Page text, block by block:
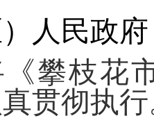
人民政
攀枝花
贯彻执